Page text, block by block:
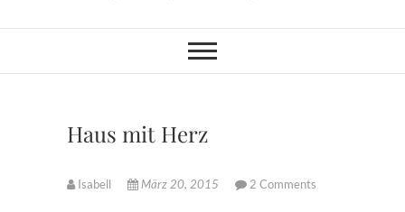
Haus mit Herz
Isabell März 20, 2015 2 Comments